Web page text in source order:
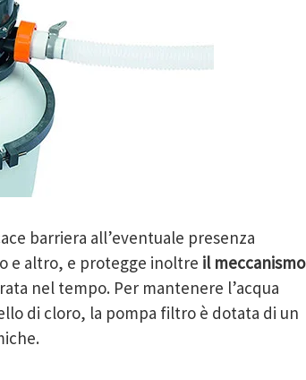
barriera all’eventuale presenza
e altro, e protegge inoltre il meccanismo
nel tempo. Per mantenere l’acqua
di cloro, la pompa filtro è dotata di un